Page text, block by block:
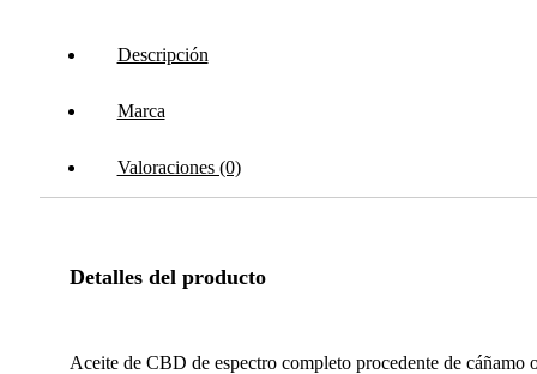
Descripción
Marca
Valoraciones (0)
Detalles del producto
Aceite de CBD de espectro completo procedente de cáñamo